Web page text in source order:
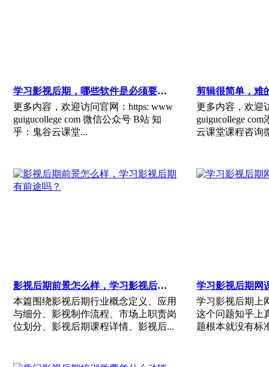
学习影视后期，哪些软件是必须要掌握的？
更多内容，欢迎访问官网：https: www
guigucollege com 微信公众号 B站 知
乎：鬼谷云课堂...
剪辑很简单，难
更多内容，欢迎
guigucollege
云课堂课程咨询
影视后期前景怎么样，学习影视后期有前途吗？
本篇围绕影视后期行业概念定义、应用
与细分、影视制作流程、市场上职责岗
位划分、影视后期课程详情、影视后...
学习影视后期网
学习影视后期上
这个问题知乎上
题根本就没有标